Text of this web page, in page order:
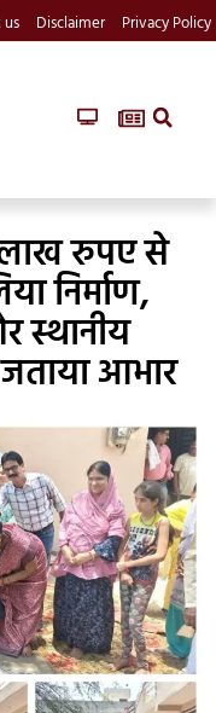
Disclaimer Privacy Policy
लाख रुपए से
निर्माण,
स्थानीय
आभार